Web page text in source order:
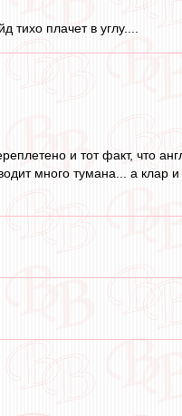
плачет в углу....
и тот факт, что
много тумана... а